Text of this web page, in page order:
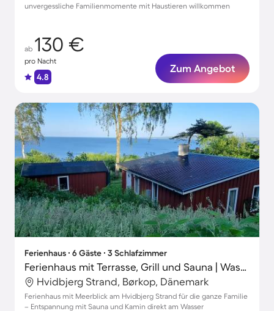
unvergessliche Familienmomente mit Haustieren willkommen
ab 130 €
pro Nacht
4.8
Zum Angebot
Ferienhaus ∙ 6 Gäste ∙ 3 Schlafzimmer
Ferienhaus mit Terrasse, Grill und Sauna | Wasserblick
Hvidbjerg Strand, Børkop, Dänemark
Ferienhaus mit Meerblick am Hvidbjerg Strand für die ganze Familie
– Entspannung mit Sauna und Kamin direkt am Wasser